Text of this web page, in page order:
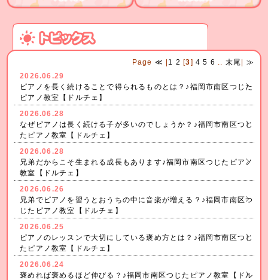
Page ≪ | 1 2 [3] 4 5 6 末尾 | ≫
2026.06.29
ピアノを長く続けることで得られるものとは？♪福岡市南区つじた
ピアノ教室【ドルチェ】
2026.06.28
なぜピアノは長く続ける子が多いのでしょうか？♪福岡市南区つじ
たピアノ教室【ドルチェ】
2026.06.28
兄弟だからこそ生まれる成長もあります♪福岡市南区つじたピアノ
教室【ドルチェ】
2026.06.26
兄弟でピアノを習うとおうちの中に音楽が増える？♪福岡市南区つ
じたピアノ教室【ドルチェ】
2026.06.25
ピアノのレッスンで大切にしている褒め方とは？♪福岡市南区つじ
たピアノ教室【ドルチェ】
2026.06.24
褒めれば褒めるほど伸びる？♪福岡市南区つじたピアノ教室【ドル